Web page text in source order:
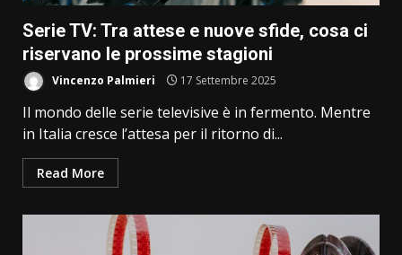
Serie TV: Tra attese e nuove sfide, cosa ci
riservano le prossime stagioni
Vincenzo Palmieri 17 Settembre 2025
Il mondo delle serie televisive è in fermento. Mentre
in Italia cresce l’attesa per il ritorno di...
Read More